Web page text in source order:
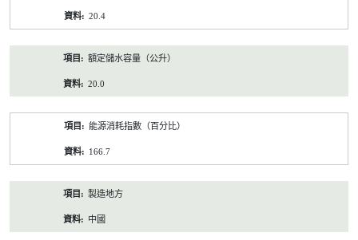
20.4
額定儲水容量（公升）
20.0
能源消耗指數（百分比）
166.7
製造地方
中國